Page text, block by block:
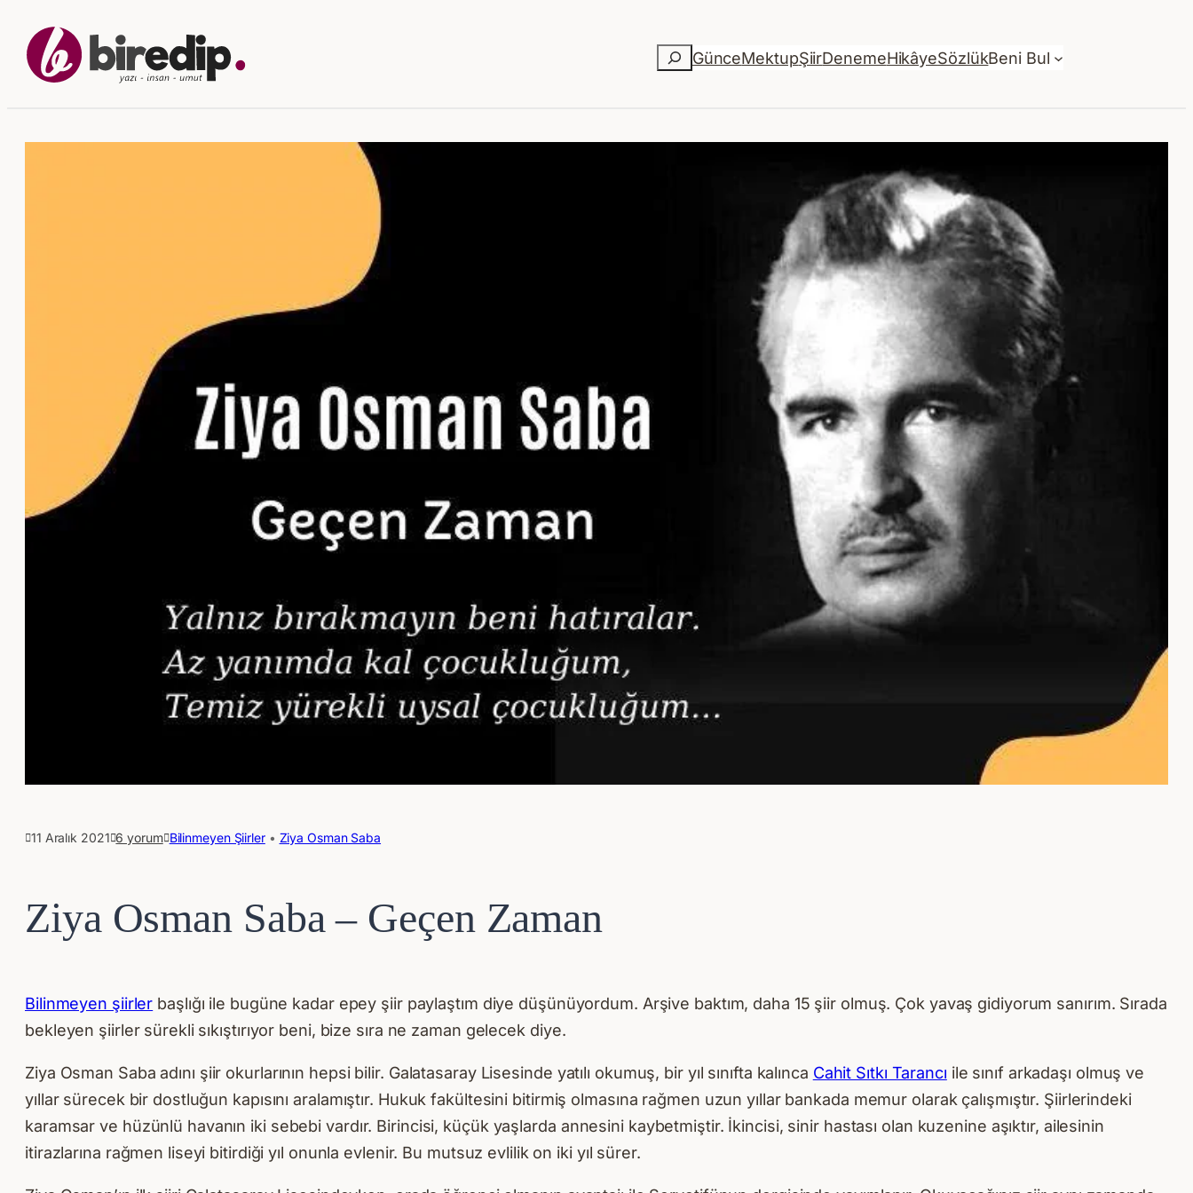
Ara GünceMektupŞiirDenemeHikâyeSözlükBeni Bul
11 Aralık 2021 6 yorum Bilinmeyen Şiirler • Ziya Osman Saba
Ziya Osman Saba – Geçen Zaman
Bilinmeyen şiirler başlığı ile bugüne kadar epey şiir paylaştım diye düşünüyordum. Arşive baktım, daha 15 şiir olmuş. Çok yavaş gidiyorum sanırım. Sırada
bekleyen şiirler sürekli sıkıştırıyor beni, bize sıra ne zaman gelecek diye.
Ziya Osman Saba adını şiir okurlarının hepsi bilir. Galatasaray Lisesinde yatılı okumuş, bir yıl sınıfta kalınca Cahit Sıtkı Tarancı ile sınıf arkadaşı olmuş ve
yıllar sürecek bir dostluğun kapısını aralamıştır. Hukuk fakültesini bitirmiş olmasına rağmen uzun yıllar bankada memur olarak çalışmıştır. Şiirlerindeki
karamsar ve hüzünlü havanın iki sebebi vardır. Birincisi, küçük yaşlarda annesini kaybetmiştir. İkincisi, sinir hastası olan kuzenine aşıktır, ailesinin
itirazlarına rağmen liseyi bitirdiği yıl onunla evlenir. Bu mutsuz evlilik on iki yıl sürer.